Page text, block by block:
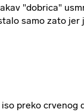
"dobrica"
samo zato jer
preko crvenog